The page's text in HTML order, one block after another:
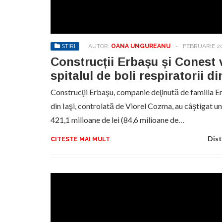
STIRI AUTOR: OANA UNGUREANU - FEBRUARIE
Construcții Erbașu și Conest
spitalul de boli respiratorii
Construcţii Erbaşu, companie deţinută de familia
din Iaşi, controlată de Viorel Cozma, au câştigat
421,1 milioane de lei (84,6 milioane de…
CITESTE MAI MULT